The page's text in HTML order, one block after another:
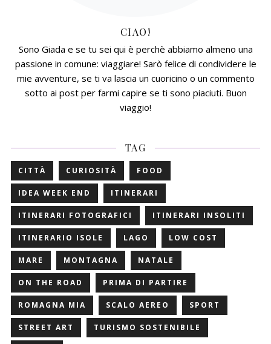
CIAO!
Sono Giada e se tu sei qui è perchè abbiamo almeno una
passione in comune: viaggiare! Sarò felice di condividere le
mie avventure, se ti va lascia un cuoricino o un commento
sotto ai post per farmi capire se ti sono piaciuti. Buon
viaggio!
TAG
CITTÀ CURIOSITÀ FOOD
IDEA WEEK END ITINERARI
ITINERARI FOTOGRAFICI ITINERARI INSOLITI
ITINERARIO ISOLE LAGO LOW COST
MARE MONTAGNA NATALE
ON THE ROAD PRIMA DI PARTIRE
ROMAGNA MIA SCALO AEREO SPORT
STREET ART TURISMO SOSTENIBILE